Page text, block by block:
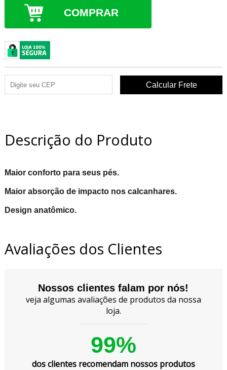
COMPRAR
Descrição do Produto
Maior conforto para seus pés.
Maior absorção de impacto nos calcanhares.
Design anatômico.
Avaliações dos Clientes
Nossos clientes falam por nós!
veja algumas avaliações de produtos da nossa
loja.
99%
dos clientes recomendam nossos produtos